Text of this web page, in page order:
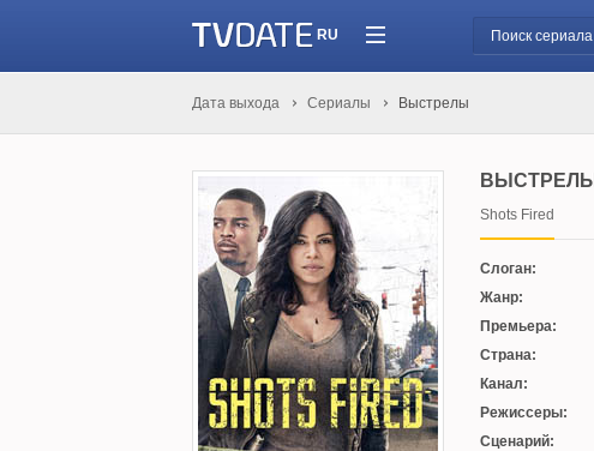
RU
Дата выхода Сериалы Выстрелы
ВЫСТРЕЛЫ
Shots Fired
Слоган:
Жанр:
Премьера:
Страна:
Канал:
Режиссеры:
Сценарий: